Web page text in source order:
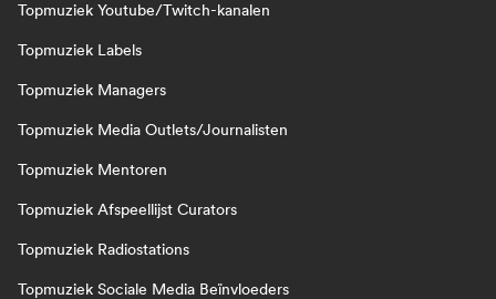
Topmuziek Youtube/Twitch-kanalen
Topmuziek Labels
Topmuziek Managers
Topmuziek Media Outlets/Journalisten
Topmuziek Mentoren
Topmuziek Afspeellijst Curators
Topmuziek Radiostations
Topmuziek Sociale Media Beïnvloeders